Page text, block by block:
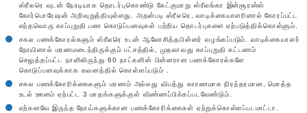
ஸ்ரீலரெ வுடன் நேரடியாக தொடர்புகொண்டு கேட்குமாறு ஸ்ரீலங்கா இன்சூரன்ஸ்
கோர்பொரேஷன் அறிவுறுத்தியுள்ளது. அதன்படி ஸ்ரீலரெ, வாடிக்கையாளரினால் கோரப்பட்ட
எந்தவொரு காப்புறுதி பண கொடுப்பனவுகள் பற்றிய தொடர்புகளை ஏற்படுத்திக்கொள்ளும்.
சகல பணக்கோரல்களும் ஸ்ரீலரெ உடன் ஆலோசித்தபின்னர் வழங்கப்படும். வாடிக்கையாளர்
நோயினால் மரணமடைந்திருக்கும் பட்சத்தில், முதலாவது காப்புறுதி கட்டணம்
செலுத்தப்பட்ட நாளிலிருந்து 60 நாட்களின் பின்னரான பணக்கோரல்களே
கொடுப்பனவுக்காக கவனத்தில் கொள்ளப்படும் .
சகல பணக்கோரிக்கைகளும் மரணம் அல்லது விபத்து காரணமாக நிரந்தரமான, மொத்த
உடல் ஊனம் ஏற்பட்ட 3 மாதங்களுக்குள் விண்ணப்பிக்கப்படவேண்டும்.
ஏற்கனவே இருந்த நோய்களுக்கான பணக்கோரிக்கைகள் ஏற்றுக்கொள்ளப்படமாட்டா.